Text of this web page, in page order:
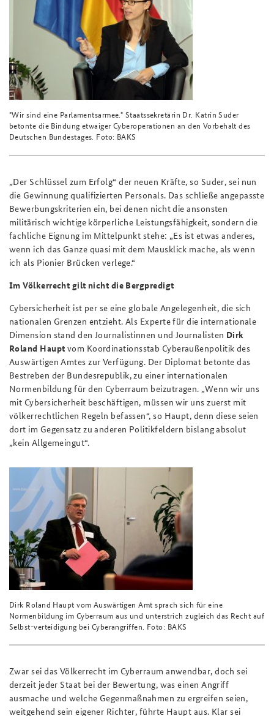
"Wir sind eine Parlamentsarmee." Staatssekretärin Dr. Katrin Suder
betonte die Bindung etwaiger Cyberoperationen an den Vorbehalt des
Deutschen Bundestages. Foto: BAKS
„Der Schlüssel zum Erfolg“ der neuen Kräfte, so Suder, sei nun
die Gewinnung qualifizierten Personals. Das schließe angepasste
Bewerbungskriterien ein, bei denen nicht die ansonsten
militärisch wichtige körperliche Leistungsfähigkeit, sondern die
fachliche Eignung im Mittelpunkt stehe: „Es ist etwas anderes,
wenn ich das Ganze quasi mit dem Mausklick mache, als wenn
ich als Pionier Brücken verlege.“
Im Völkerrecht gilt nicht die Bergpredigt
Cybersicherheit ist per se eine globale Angelegenheit, die sich
nationalen Grenzen entzieht. Als Experte für die internationale
Dimension stand den Journalistinnen und Journalisten Dirk
Roland Haupt vom Koordinationsstab Cyberaußenpolitik des
Auswärtigen Amtes zur Verfügung. Der Diplomat betonte das
Bestreben der Bundesrepublik, zu einer internationalen
Normenbildung für den Cyberraum beizutragen. „Wenn wir uns
mit Cybersicherheit beschäftigen, müssen wir uns zuerst mit
völkerrechtlichen Regeln befassen“, so Haupt, denn diese seien
dort im Gegensatz zu anderen Politikfeldern bislang absolut
„kein Allgemeingut“.
Dirk Roland Haupt vom Auswärtigen Amt sprach sich für eine
Normenbildung im Cyberraum aus und unterstrich zugleich das Recht auf
Selbst-verteidigung bei Cyberangriffen. Foto: BAKS
Zwar sei das Völkerrecht im Cyberraum anwendbar, doch sei
derzeit jeder Staat bei der Bewertung, was einen Angriff
ausmache und welche Gegenmaßnahmen zu ergreifen seien,
weitgehend sein eigener Richter, führte Haupt aus. Klar sei